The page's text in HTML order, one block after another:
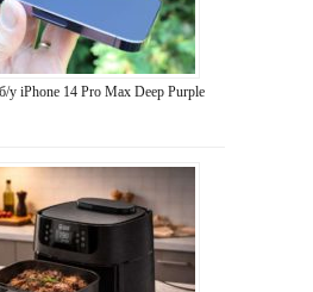
у iPhone 14 Pro Max Deep Purple